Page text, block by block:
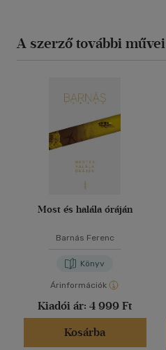
A szerző további művei
Most és halála óráján
Barnás Ferenc
Könyv
Árinformációk
Kiadói ár: 4 999 Ft
Kosárba